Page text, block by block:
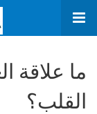
ما علاقة
القلب؟